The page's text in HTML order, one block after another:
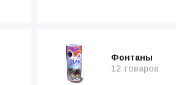
Фонтаны
12 товаров